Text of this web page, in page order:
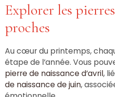
Explorer les
proches
Au cœur du printemps,
étape de l’année. Vous
pierre de naissance d’avril,
de naissance de juin,